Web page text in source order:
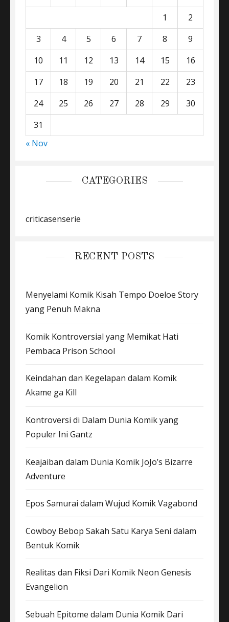
1
2
3
4 5 6 7 8
9
10
11 12 13 14 15
16
17
18 19 20 21 22
23
24
25 26 27 28 29
30
31
« Nov
CATEGORIES
criticasenserie
RECENT POSTS
Menyelami Komik Kisah Tempo Doeloe Story
yang Penuh Makna
Komik Kontroversial yang Memikat Hati
Pembaca Prison School
Keindahan dan Kegelapan dalam Komik
Akame ga Kill
Kontroversi di Dalam Dunia Komik yang
Populer Ini Gantz
Keajaiban dalam Dunia Komik JoJo’s Bizarre
Adventure
Epos Samurai dalam Wujud Komik Vagabond
Cowboy Bebop Sakah Satu Karya Seni dalam
Bentuk Komik
Realitas dan Fiksi Dari Komik Neon Genesis
Evangelion
Sebuah Epitome dalam Dunia Komik Dari